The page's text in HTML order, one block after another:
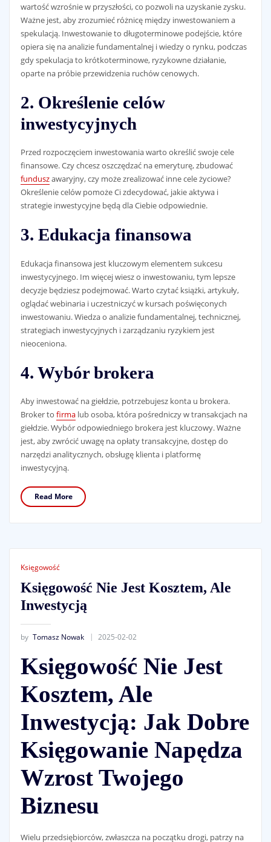
wartość wzrośnie w przyszłości, co pozwoli na uzyskanie zysku.
Ważne jest, aby zrozumieć różnicę między inwestowaniem a
spekulacją. Inwestowanie to długoterminowe podejście, które
opiera się na analizie fundamentalnej i wiedzy o rynku, podczas
gdy spekulacja to krótkoterminowe, ryzykowne działanie,
oparte na próbie przewidzenia ruchów cenowych.
2. Określenie celów
inwestycyjnych
Przed rozpoczęciem inwestowania warto określić swoje cele
finansowe. Czy chcesz oszczędzać na emeryturę, zbudować
funduszawaryjny, czy może zrealizować inne cele życiowe?
Określenie celów pomoże Ci zdecydować, jakie aktywa i
strategie inwestycyjne będą dla Ciebie odpowiednie.
3. Edukacja finansowa
Edukacja finansowa jest kluczowym elementem sukcesu
inwestycyjnego. Im więcej wiesz o inwestowaniu, tym lepsze
decyzje będziesz podejmować. Warto czytać książki, artykuły,
oglądać webinaria i uczestniczyć w kursach poświęconych
inwestowaniu. Wiedza o analizie fundamentalnej, technicznej,
strategiach inwestycyjnych i zarządzaniu ryzykiem jest
nieoceniona.
4. Wybór brokera
Aby inwestować na giełdzie, potrzebujesz konta u brokera.
Broker to firmalub osoba, która pośredniczy w transakcjach na
giełdzie. Wybór odpowiedniego brokera jest kluczowy. Ważne
jest, aby zwrócić uwagę na opłaty transakcyjne, dostęp do
narzędzi analitycznych, obsługę klienta i platformę
inwestycyjną.
Read More
Księgowość
Księgowość Nie Jest Kosztem, Ale
Inwestycją
by Tomasz Nowak 2025-02-02
Księgowość Nie Jest
Kosztem, Ale
Inwestycją: Jak Dobre
Księgowanie Napędza
Wzrost Twojego
Biznesu
Wielu przedsiębiorców, zwłaszcza na początku drogi, patrzy na